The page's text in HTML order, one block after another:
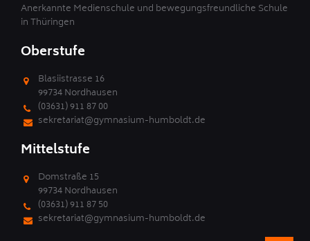
Anerkannte Medienschule und bewegungsfreundliche Schule
in Thüringen
Oberstufe
Blasiistrasse 16
99734 Nordhausen
(03631) 911 87 00
sekretariat@gymnasium-humboldt.de
Mittelstufe
Domstraße 15
99734 Nordhausen
(03631) 911 87 50
sekretariat@gymnasium-humboldt.de